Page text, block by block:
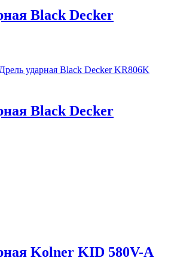
Black Decker
Black Decker
Kolner KID 580V-A